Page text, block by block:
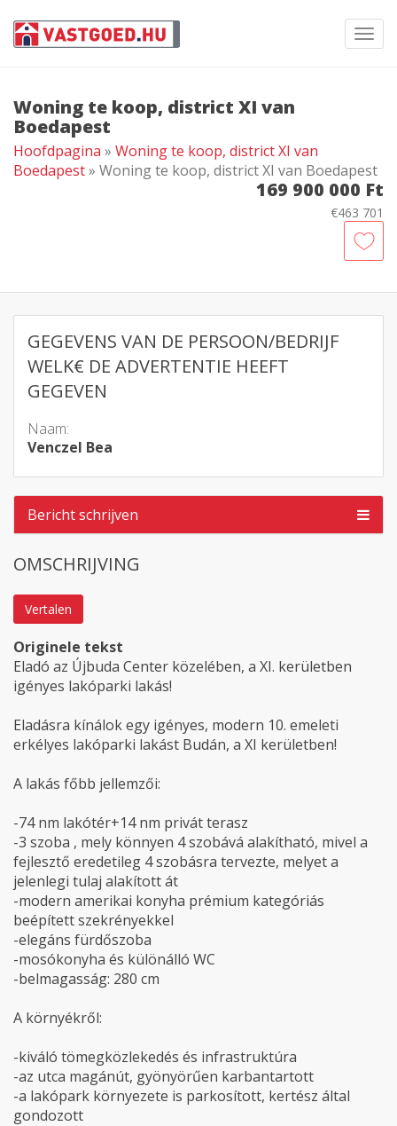
Woning te koop, district XI van
Boedapest
Hoofdpagina » Woning te koop, district XI van
Boedapest» Woning te koop, district XI van Boedapest
169 900 000 Ft
€463 701
GEGEVENS VAN DE PERSOON/BEDRIJF
WELK€ DE ADVERTENTIE HEEFT
GEGEVEN
Naam:
Venczel Bea
Bericht schrijven
OMSCHRIJVING
Vertalen
Originele tekst
Eladó az Újbuda Center közelében, a XI. kerületben
igényes lakóparki lakás!
Eladásra kínálok egy igényes, modern 10. emeleti
erkélyes lakóparki lakást Budán, a XI kerületben!
A lakás főbb jellemzői:
-74 nm lakótér+14 nm privát terasz
-3 szoba , mely könnyen 4 szobává alakítható, mivel a
fejlesztő eredetileg 4 szobásra tervezte, melyet a
jelenlegi tulaj alakított át
-modern amerikai konyha prémium kategóriás
beépített szekrényekkel
-elegáns fürdőszoba
-mosókonyha és különálló WC
-belmagasság: 280 cm
A környékről:
-kiváló tömegközlekedés és infrastruktúra
-az utca magánút, gyönyörűen karbantartott
-a lakópark környezete is parkosított, kertész által
gondozott